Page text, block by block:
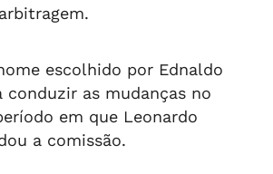
escolhido por Ednaldo
conduzir as mudanças no
em que Leonardo
a comissão.